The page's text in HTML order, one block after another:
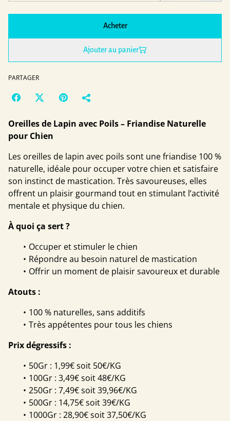
Acheter
Ajouter au panier
PARTAGER
Oreilles de Lapin avec Poils – Friandise Naturelle
pour Chien
Les oreilles de lapin avec poils sont une friandise 100 %
naturelle, idéale pour occuper votre chien et satisfaire
son instinct de mastication. Très savoureuses, elles
offrent un plaisir gourmand tout en stimulant l’activité
mentale et physique du chien.
À quoi ça sert ?
Occuper et stimuler le chien
Répondre au besoin naturel de mastication
Offrir un moment de plaisir savoureux et durable
Atouts :
100 % naturelles, sans additifs
Très appétentes pour tous les chiens
Prix dégressifs :
50Gr : 1,99€ soit 50€/KG
100Gr : 3,49€ soit 48€/KG
250Gr : 7,49€ soit 39,96€/KG
500Gr : 14,75€ soit 39€/KG
1000Gr : 28,90€ soit 37,50€/KG